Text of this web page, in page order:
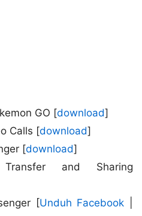
GO [download]
Calls [download]
[download]
and Sharing
[Unduh Facebook